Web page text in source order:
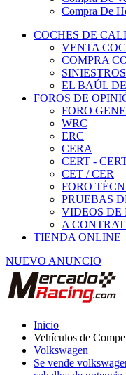
COCHES DE
VENTA
COMPRA
EL BAÚL DE
FOROS DE
FORO
WRC
ERC
CERA
CERT -
CET / CER
FORO
PRUEBAS
VIDEOS DE
A
TIENDA ONLINE
NUEVO ANUNCIO
Vehículos de
Volkswagen
Se vende
caballos de